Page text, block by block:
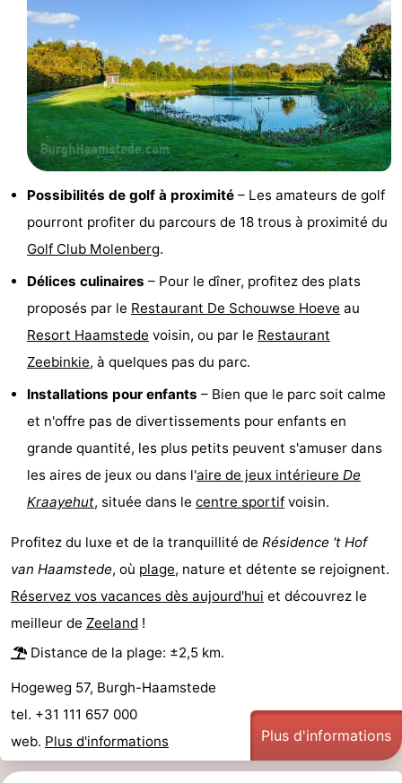
phoques
manger
Événements
Pratiques
Forum
Route
Stationnement
Courtier
Adresses
Médicales
Région
Hollande-
Leiden
Bollenstreek
Hollands
Noordwijk
-
La
Haye
-
Rotterdam
-
Possibilités de golf à proximité – Les amateurs de golf
pourront profiter du parcours de 18 trous à proximité du
Golf Club Molenberg.
Délices culinaires – Pour le dîner, profitez des plats
proposés par le Restaurant De Schouwse Hoeve au
Resort Haamstede voisin, ou par le Restaurant
Zeebinkie, à quelques pas du parc.
Installations pour enfants – Bien que le parc soit calme
et n'offre pas de divertissements pour enfants en
grande quantité, les plus petits peuvent s'amuser dans
les aires de jeux ou dans l'aire de jeux intérieure De
Kraayehut, située dans le centre sportif voisin.
Profitez du luxe et de la tranquillité de Résidence 't Hof
van Haamstede, où plage, nature et détente se rejoignent.
Réservez vos vacances dès aujourd'hui et découvrez le
meilleur de Zeeland !
Distance de la plage: ±2,5 km.
Hogeweg 57, Burgh-Haamstede
tel. +31 111 657 000
web. Plus d'informations Plus d'informations